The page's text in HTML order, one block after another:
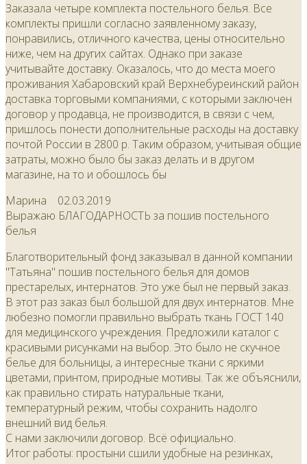
Заказала четыре комплекта постельного белья. Все
комплекты пришли согласно заявленному заказу,
понравились, отличного качества, цены относительно
ниже, чем на других сайтах. Однако при заказе
учитывайте доставку. Оказалось, что до места моего
проживания Хабаровский край Верхнебуреинский район
доставка торговыми компаниями, с которыми заключен
договор у продавца, не производится, в связи с чем,
пришлось понести дополнительные расходы на доставку
почтой России в 2800 р. Таким образом, учитывая общие
затраты, можно было бы заказ делать и в другом
магазине, на то и обошлось бы
Марина 02.03.2019
Выражаю БЛАГОДАРНОСТЬ за пошив постельного
белья
Благотворительный фонд заказывал в данной компании
"Татьяна" пошив постельного белья для домов
престарелых, интернатов. Это уже был не первый заказ.
В этот раз заказ был большой для двух интернатов. Мне
любезно помогли правильно выбрать ткань ГОСТ 140
для медицинского учреждения. Предложили каталог с
красивыми рисунками на выбор. Это было не скучное
белье для больницы, а интересные ткани с яркими
цветами, принтом, природные мотивы. Так же объяснили,
как правильно стирать натуральные ткани,
температурный режим, чтобы сохранить надолго
внешний вид белья.
С нами заключили договор. Всё официально.
Итог работы: простыни сшили удобные на резинках,